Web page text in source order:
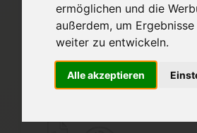
ermöglichen und die
außerdem, um
weiter zu entwickeln.
Alle akzeptieren
Texte
Texte im
und